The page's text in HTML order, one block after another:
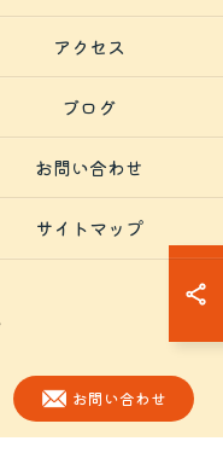
お問い合わせ
アクセス
ブログ
お問い合わせ
サイトマップ
SPACE KOKOPELLi ALL